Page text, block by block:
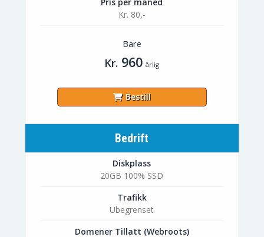
Kr. 80,-
Bare
Kr. 960 årlig
Bestill
Bedrift
Diskplass
20GB 100% SSD
Trafikk
Ubegrenset
Domener Tillatt (Webroots)